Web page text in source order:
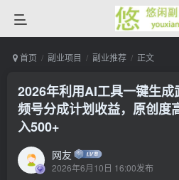
首页 副业项目 副业推荐 正文
2026年利用AI工具一键生
频号分成计划收益，原创度
入500+
网友
2026年6月10日 16:00发布